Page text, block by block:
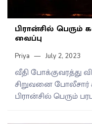
பிரான்சில்
வைப்பு
Priya July 2, 2023
வீதி போக்குவரத்து
சிறுவனை போலீசார்
பிரான்சில் பெரும்